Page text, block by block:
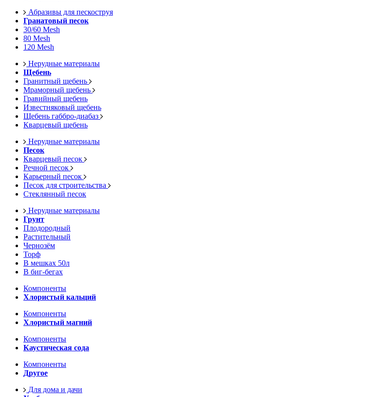
Абразивы для пескоструя
Гранатовый песок
30/60 Mesh
80 Mesh
120 Mesh
Нерудные материалы
Щебень
Гранитный щебень
Мраморный щебень
Гравийный щебень
Известняковый щебень
Щебень габбро-диабаз
Кварцевый щебень
Нерудные материалы
Песок
Кварцевый песок
Речной песок
Карьерный песок
Песок для строительства
Стеклянный песок
Нерудные материалы
Грунт
Плодородный
Растительный
Чернозём
Торф
В мешках 50л
В биг-бегах
Компоненты
Хлористый кальций
Компоненты
Хлористый магний
Компоненты
Каустическая сода
Компоненты
Другое
Для дома и дачи